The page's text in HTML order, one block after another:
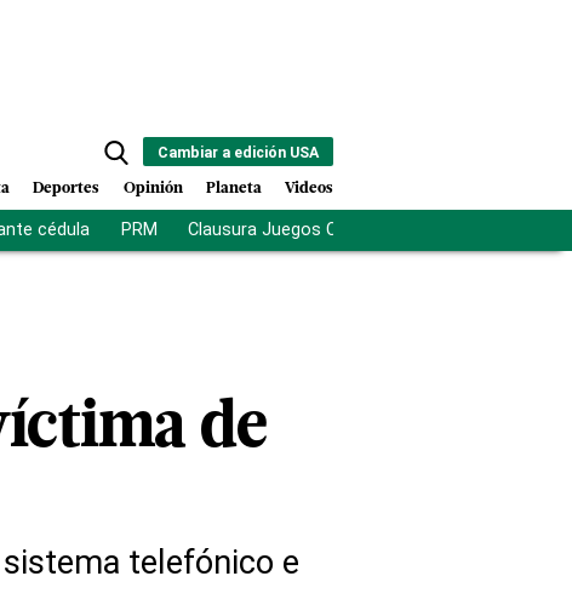
Cambiar a edición USA
Deportes Opinión Planeta Videos
cédula PRM Clausura Juegos Centroamericanos
de
telefónico e